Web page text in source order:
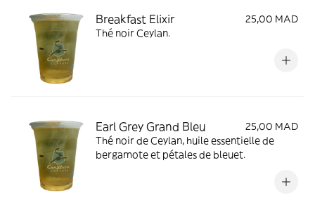
Breakfast Elixir
25,00 MAD
Thé noir Ceylan.
Earl Grey Grand Bleu
25,00 MAD
Thé noir de Ceylan, huile essentielle de
bergamote et pétales de bleuet.